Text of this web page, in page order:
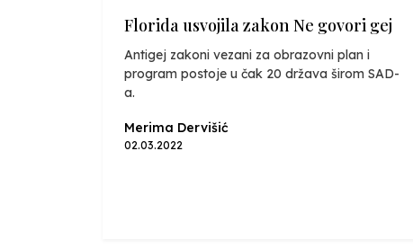
Florida usvojila zakon Ne govori gej
Antigej zakoni vezani za obrazovni plan i
program postoje u čak 20 država širom SAD-
a.
Merima Dervišić
02.03.2022